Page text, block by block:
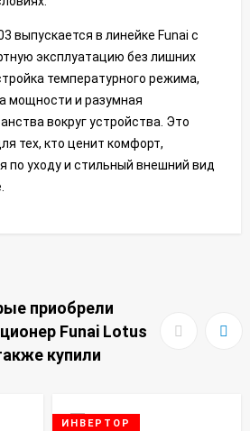
выпускается в линейке Funai с
эксплуатацию без лишних
температурного режима,
мощности и разумная
вокруг устройства. Это
тех, кто ценит комфорт,
по уходу и стильный внешний вид
приобрели
Funai Lotus
купили
ИНВЕРТОР